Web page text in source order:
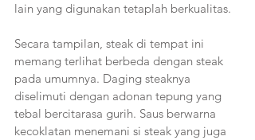
lain yang digunakan tetaplah berkualitas.
Secara tampilan, steak di tempat ini
memang terlihat berbeda dengan steak
pada umumnya. Daging steaknya
diselimuti dengan adonan tepung yang
tebal bercitarasa gurih. Saus berwarna
kecoklatan menemani si steak yang juga